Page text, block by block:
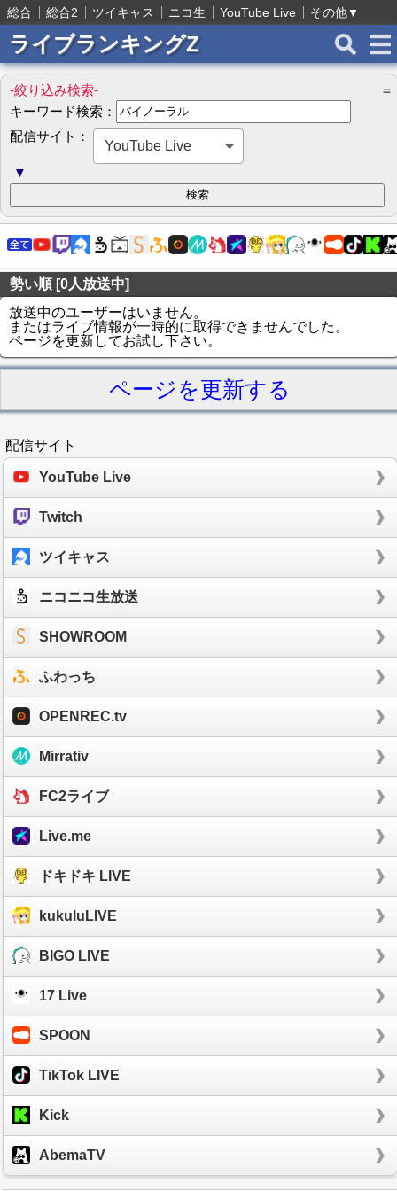
総合 総合2 ツイキャス ニコ生 YouTube Live その他▼
ライブランキングZ
-絞り込み検索-
＝
キーワード検索：
配信サイト：
YouTube Live
▼
勢い順 [0人放送中]
放送中のユーザーはいません。
またはライブ情報が一時的に取得できませんでした。
ページを更新してお試し下さい。
ページを更新する
配信サイト
YouTube Live
Twitch
ツイキャス
ニコニコ生放送
SHOWROOM
ふわっち
OPENREC.tv
Mirrativ
FC2ライブ
Live.me
ドキドキ LIVE
kukuluLIVE
BIGO LIVE
17 Live
SPOON
TikTok LIVE
Kick
AbemaTV